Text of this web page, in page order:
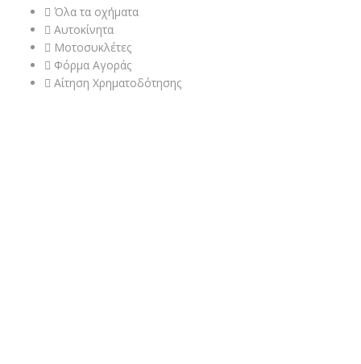
Όλα τα οχήματα
Αυτοκίνητα
Μοτοσυκλέτες
Φόρμα Αγοράς
Αίτηση Χρηματοδότησης